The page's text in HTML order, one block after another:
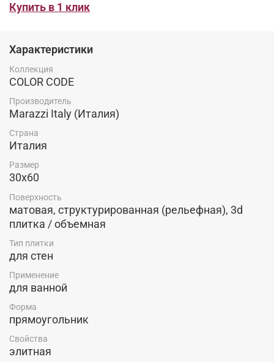
Купить в 1 клик
Характеристики
Коллекция
COLOR CODE
Производитель
Marazzi Italy (Италия)
Страна
Италия
Размер
30x60
Поверхность
матовая, структурированная (рельефная), 3d
плитка / объемная
Тип плитки
для стен
Применение
для ванной
Форма
прямоугольник
Свойства
элитная